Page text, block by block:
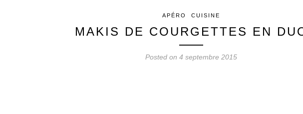
APÉRO CUISINE
MAKIS DE COURGETTES EN
Posted on 4 septembre 2015